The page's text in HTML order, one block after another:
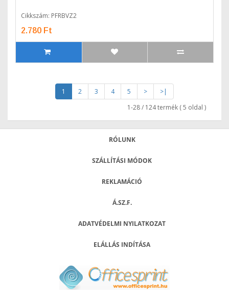
Cikkszám: PFRBVZ2
2.780 Ft
1 2 3 4 5 >
>|
1-28 / 124 termék ( 5 oldal )
RÓLUNK
SZÁLLÍTÁSI MÓDOK
REKLAMÁCIÓ
Á.SZ.F.
ADATVÉDELMI NYILATKOZAT
ELÁLLÁS INDÍTÁSA